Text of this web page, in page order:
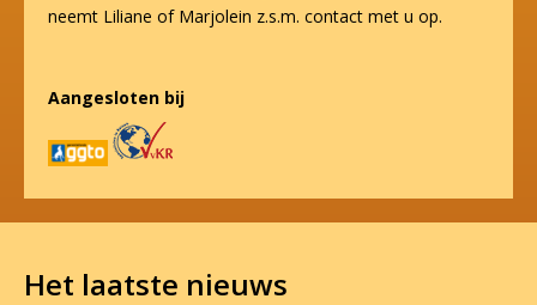
neemt Liliane of Marjolein z.s.m. contact met u op.
Aangesloten bij
Het laatste nieuws